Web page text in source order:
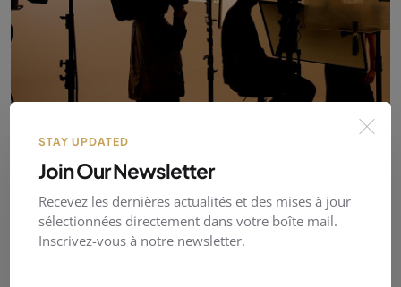
6 opportunités à ne pas manquer pour les réalisateur...
Indie ClipsAoût 02, 2026
STAY UPDATED
Join Our Newsletter
Recevez les dernières actualités et des mises à jour
sélectionnées directement dans votre boîte mail.
Inscrivez-vous à notre newsletter.